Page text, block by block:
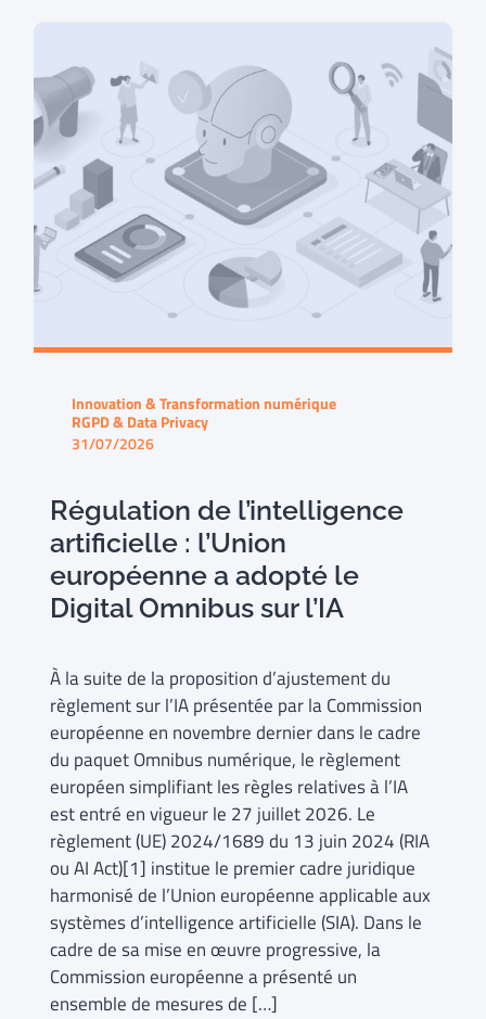
Innovation & Transformation numérique
RGPD & Data Privacy
31/07/2026
Régulation de l’intelligence
artificielle : l’Union
européenne a adopté le
Digital Omnibus sur l’IA
À la suite de la proposition d’ajustement du
règlement sur l’IA présentée par la Commission
européenne en novembre dernier dans le cadre
du paquet Omnibus numérique, le règlement
européen simplifiant les règles relatives à l’IA
est entré en vigueur le 27 juillet 2026. Le
règlement (UE) 2024/1689 du 13 juin 2024 (RIA
ou AI Act)[1] institue le premier cadre juridique
harmonisé de l’Union européenne applicable aux
systèmes d’intelligence artificielle (SIA). Dans le
cadre de sa mise en œuvre progressive, la
Commission européenne a présenté un
ensemble de mesures de […]